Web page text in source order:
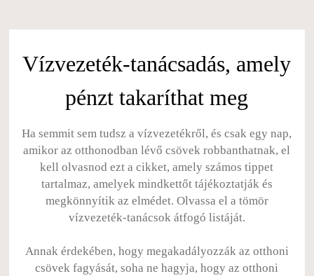
Vízvezeték-tanácsadás, amely
pénzt takaríthat meg
Ha semmit sem tudsz a vízvezetékről, és csak egy nap,
amikor az otthonodban lévő csövek robbanthatnak, el
kell olvasnod ezt a cikket, amely számos tippet
tartalmaz, amelyek mindkettőt tájékoztatják és
megkönnyítik az elmédet. Olvassa el a tömör
vízvezeték-tanácsok átfogó listáját.
Annak érdekében, hogy megakadályozzák az otthoni
csövek fagyását, soha ne hagyja, hogy az otthoni